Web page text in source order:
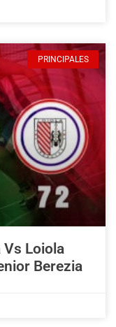
PRINCIPALES
Loiola
Berezia